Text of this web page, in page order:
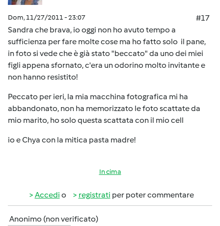
Dom, 11/27/2011 - 23:07
#17
Sandra che brava, io oggi non ho avuto tempo a
sufficienza per fare molte cose ma ho fatto solo il pane,
in foto si vede che è già stato "beccato" da uno dei miei
figli appena sfornato, c'era un odorino molto invitante e
non hanno resistito!
Peccato per ieri, la mia macchina fotografica mi ha
abbandonato, non ha memorizzato le foto scattate da
mio marito, ho solo questa scattata con il mio cell
io e Chya con la mitica pasta madre!
In cima
Accedi o registrati per poter commentare
Anonimo (non verificato)